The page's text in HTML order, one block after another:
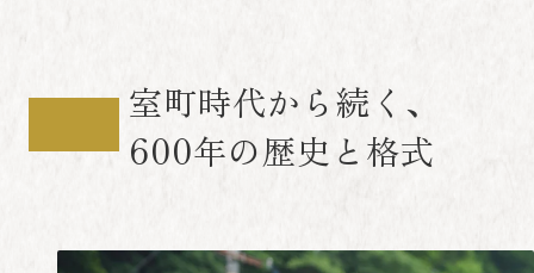
室町時代から続く、
600年の歴史と格式